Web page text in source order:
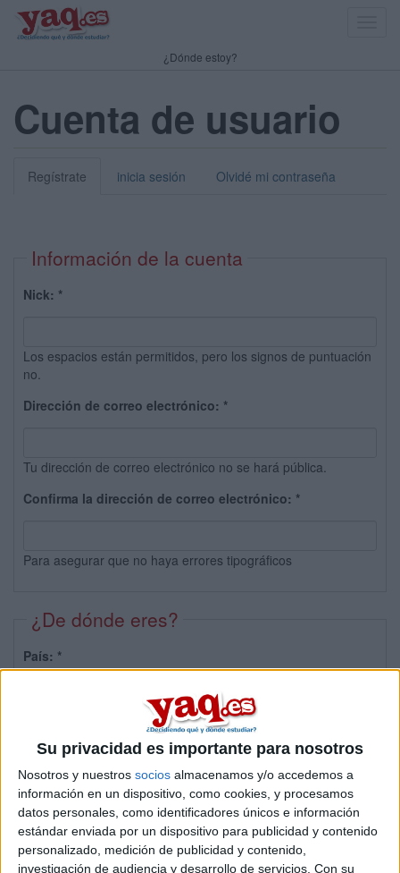
Su privacidad es importante para nosotros
Nosotros y nuestros socios almacenamos y/o accedemos a
información en un dispositivo, como cookies, y procesamos
datos personales, como identificadores únicos e información
estándar enviada por un dispositivo para publicidad y contenido
personalizado, medición de publicidad y contenido,
investigación de audiencia y desarrollo de servicios. Con su
¿Dónde estoy?
Cuenta de usuario
Regístrate inicia sesión Olvidé mi contraseña
Información de la cuenta
Nick: *
Los espacios están permitidos, pero los signos de puntuación
no.
Dirección de correo electrónico: *
Tu dirección de correo electrónico no se hará pública.
Confirma la dirección de correo electrónico: *
Para asegurar que no haya errores tipográficos
¿De dónde eres?
País: *
Sobre ti
Soy:*